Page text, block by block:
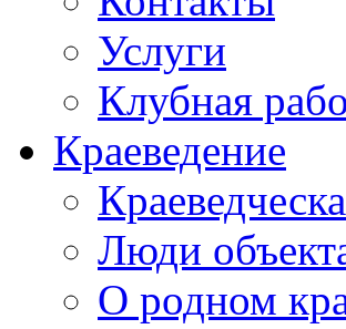
Услуги
Клубная
Краеведение
Люди
О родном